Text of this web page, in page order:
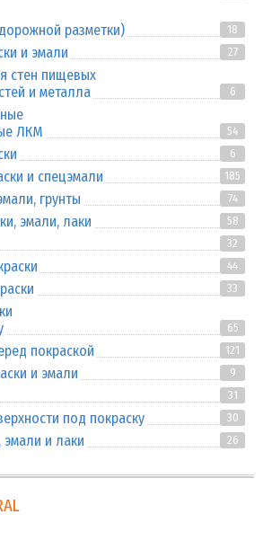
разметки)
18
и эмали 27
стен пищевых
и металла
6
ЛКМ
54
6
и спецэмали 185
грунты 74
эмали, лаки 58
32
44
33
65
покраской 121
и эмали 9
31
под покраску 30
эмали и лаки 26